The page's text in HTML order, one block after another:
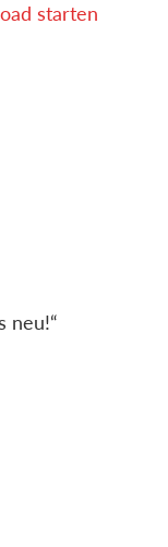
starten
neu!“